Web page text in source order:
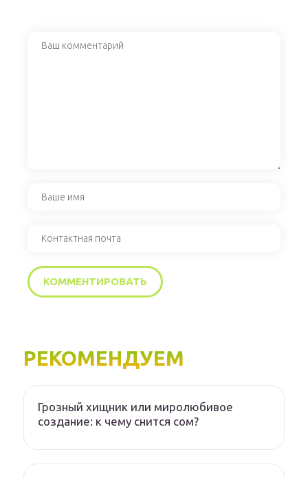
РЕКОМЕНДУЕМ
Грозный хищник или миролюбивое
создание: к чему снится сом?